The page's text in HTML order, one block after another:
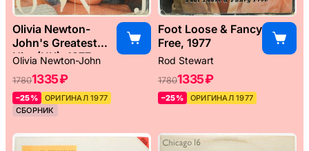
Olivia Newton-
John's Greatest
Hits (UK), 1977
Olivia Newton-John
17801335 ₽
–25%
ОРИГИНАЛ 1977
СБОРНИК
Foot Loose & Fancy
Free, 1977
Rod Stewart
17801335 ₽
–25% ОРИГИНАЛ 1977